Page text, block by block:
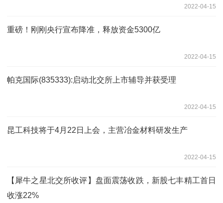
2022-04-15
重磅！刚刚央行宣布降准，释放资金5300亿
2022-04-15
帕克国际(835333):启动北交所上市辅导并获受理
2022-04-15
昆工科技将于4月22日上会，主营冶金材料研发生产
2022-04-15
【犀牛之星北交所收评】盘面震荡收跌，新股七丰精工首日
收涨22%